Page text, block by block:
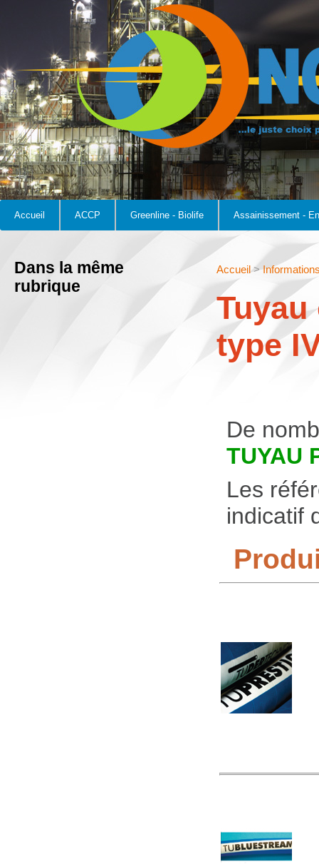
Accueil ACCP Greenline - Biolife Assainissement -
Dans la même
rubrique
Accueil>
type
De
TUYAU
Les
indicatif